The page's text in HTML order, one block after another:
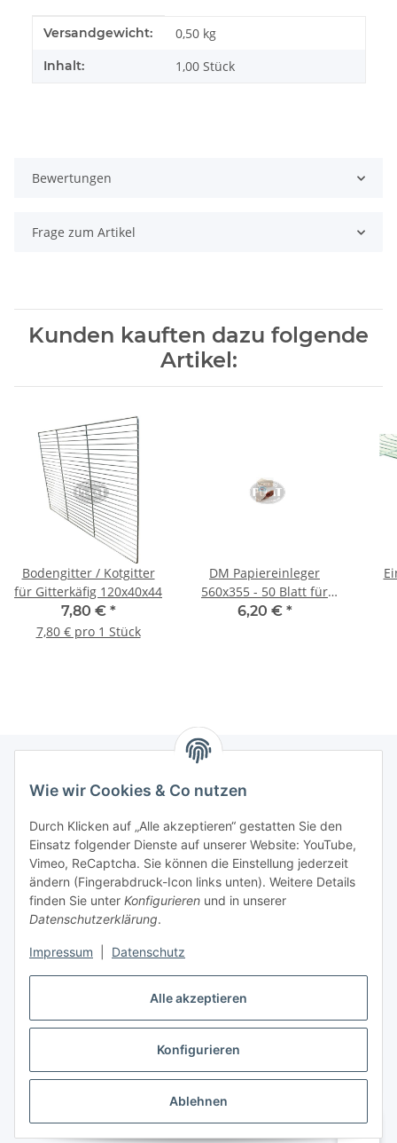
Alle akzeptieren
Konfigurieren
Ablehnen
Wie wir Cookies & Co nutzen
Durch Klicken auf „Alle akzeptieren“ gestatten Sie den
Einsatz folgender Dienste auf unserer Website: YouTube,
Vimeo, ReCaptcha. Sie können die Einstellung jederzeit
ändern (Fingerabdruck-Icon links unten). Weitere Details
finden Sie unter Konfigurieren und in unserer
Datenschutzerklärung.
Impressum Datenschutz
Produkteigenschaft
Wert
Versandgewicht: 0,50 kg
Inhalt: 1,00 Stück
Bewertungen
Frage zum Artikel
Kunden kauften dazu folgende
Artikel:
Bodengitter / Kotgitter
für Gitterkäfig 120x40x44
7,80 € *
7,80 € pro 1 Stück
DM Papiereinleger
560x355 - 50 Blatt für
Käfig 120 x 40
6,20 € *
Informationen
Gesetzliche Informationen
Mein Konto
masterframe GmbH
Vertrag widerrufen
* Alle Preise inkl. gesetzlicher USt., zzgl.Versand